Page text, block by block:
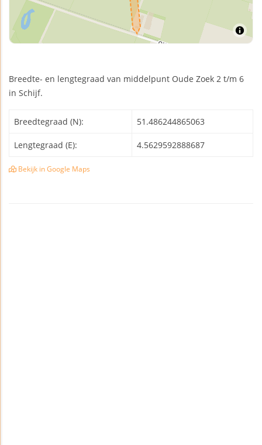
Breedte- en lengtegraad van middelpunt Oude Zoek 2 t/m 6
in Schijf.
Breedtegraad (N): 51.486244865063
Lengtegraad (E): 4.5629592888687
Bekijk in Google Maps